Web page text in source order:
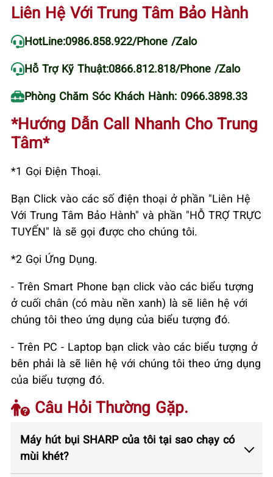
Liên Hệ Với Trung Tâm Bảo Hành
HotLine:0986.858.922/Phone /Zalo
Hỗ Trợ Kỹ Thuật:0866.812.818/Phone /Zalo
Phòng Chăm Sóc Khách Hành: 0966.3898.33
*Hướng Dẫn Call Nhanh Cho Trung
Tâm*
*1 Gọi Điện Thoại.
Bạn Click vào các số điện thoại ở phần "Liên Hệ
Với Trung Tâm Bảo Hành" và phần "HỖ TRỢ TRỰC
TUYẾN" là sẽ gọi được cho chúng tôi.
*2 Gọi Ứng Dụng.
- Trên Smart Phone bạn click vào các biểu tượng
ở cuối chân (có màu nền xanh) là sẽ liên hệ với
chúng tôi theo ứng dụng của biểu tượng đó.
- Trên PC - Laptop bạn click vào các biểu tượng ở
bên phải là sẽ liên hệ với chúng tôi theo ứng dụng
của biểu tượng đó.
Câu Hỏi Thường Gặp.
Máy hút bụi SHARP của tôi tại sao chạy có
mùi khét?